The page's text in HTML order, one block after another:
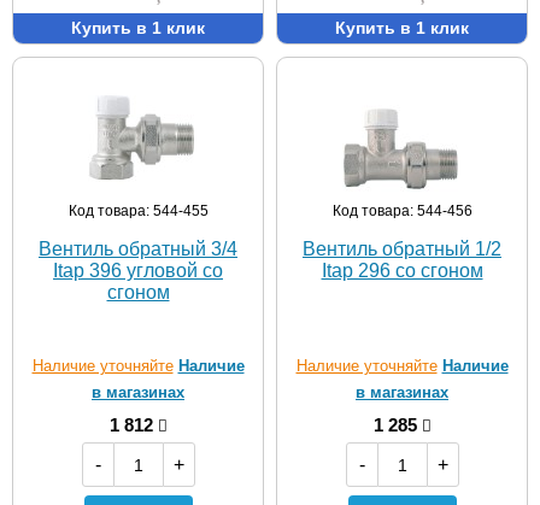
Купить в 1 клик Купить в 1 клик
Код товара: 544-455
Вентиль обратный 3/4
Itap 396 угловой со
сгоном
Наличие уточняйте Наличие
в магазинах
1 812
-
+
Код товара: 544-456
Вентиль обратный 1/2
Itap 296 со сгоном
Наличие уточняйте Наличие
в магазинах
1 285
-
+